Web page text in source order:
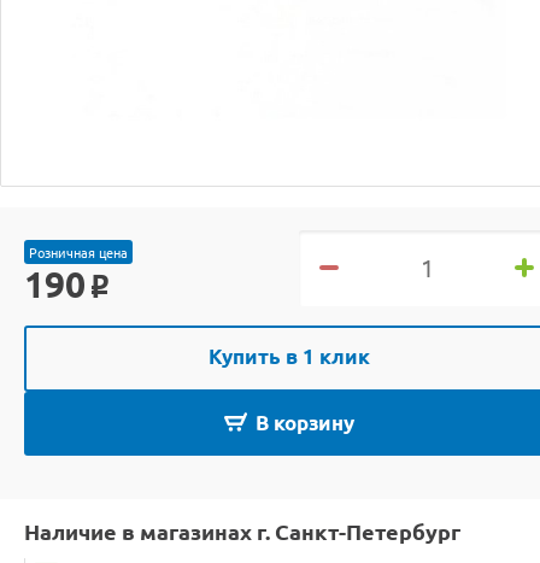
Розничная цена
190 o
Купить в 1 клик
В корзину
Наличие в магазинах г. Санкт-Петербург